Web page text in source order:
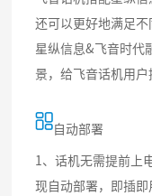
还可以更好地满足不
星纵信息&飞音时代
景，给飞音话机用户
自动部署
1、话机无需提前上
现自动部署，即插即